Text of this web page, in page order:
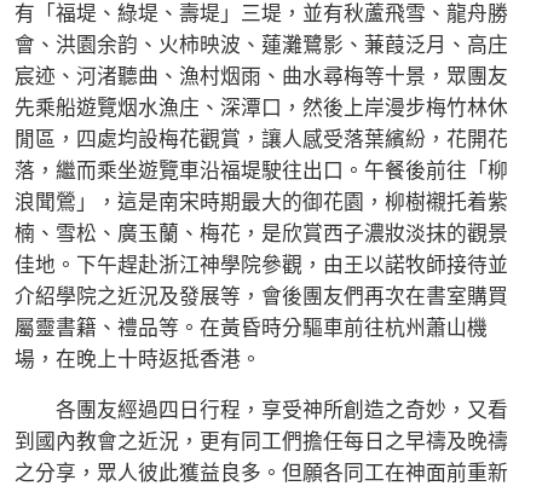
有「福堤、綠堤、壽堤」三堤，並有秋蘆飛雪、龍舟勝
會、洪園余韵、火柿映波、蓮灘鷺影、蒹葭泛月、高庄
宸迹、河渚聽曲、漁村烟雨、曲水尋梅等十景，眾團友
先乘船遊覽烟水漁庄、深潭口，然後上岸漫步梅竹林休
閒區，四處均設梅花觀賞，讓人感受落葉繽紛，花開花
落，繼而乘坐遊覽車沿福堤駛往出口。午餐後前往「柳
浪聞鶯」，這是南宋時期最大的御花園，柳樹襯托着紫
楠、雪松、廣玉蘭、梅花，是欣賞西子濃妝淡抹的觀景
佳地。下午趕赴浙江神學院參觀，由王以諾牧師接待並
介紹學院之近況及發展等，會後團友們再次在書室購買
屬靈書籍、禮品等。在黃昏時分驅車前往杭州蕭山機
場，在晚上十時返抵香港。
各團友經過四日行程，享受神所創造之奇妙，又看
到國內教會之近況，更有同工們擔任每日之早禱及晚禱
之分享，眾人彼此獲益良多。但願各同工在神面前重新